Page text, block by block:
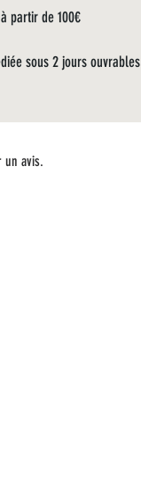
partir de 100€
sous 2 jours ouvrables
un avis.